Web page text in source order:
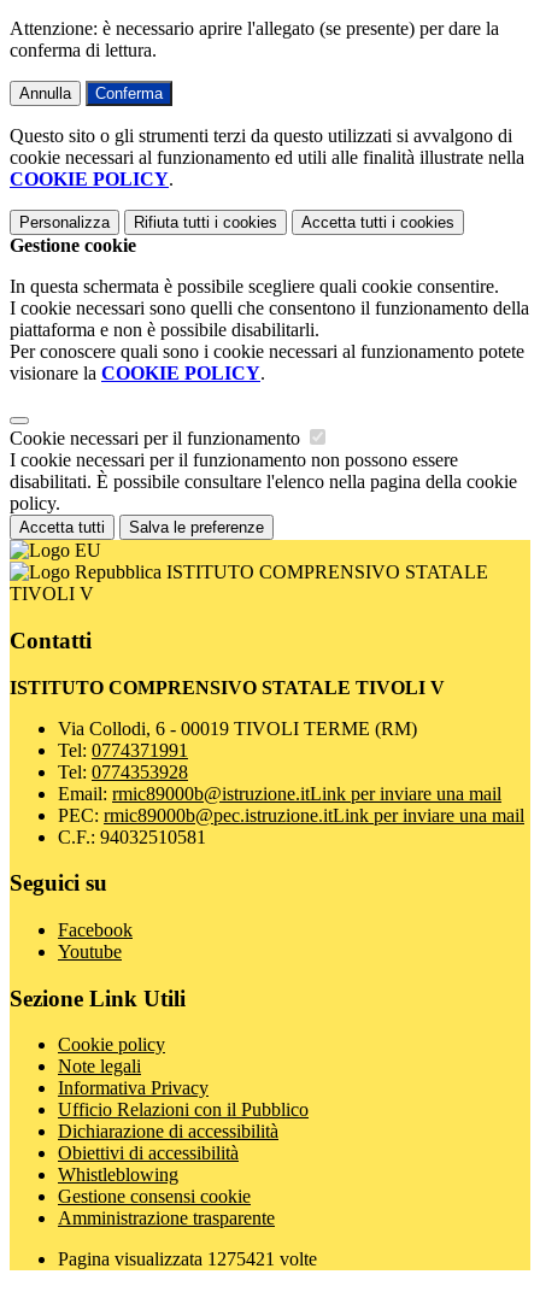
Attenzione: è necessario aprire l'allegato (se presente) per dare la
conferma di lettura.
Annulla Conferma
Questo sito o gli strumenti terzi da questo utilizzati si avvalgono di
cookie necessari al funzionamento ed utili alle finalità illustrate nella
COOKIE POLICY.
Personalizza Rifiuta tutti i cookies Accetta tutti i cookies
Gestione cookie
In questa schermata è possibile scegliere quali cookie consentire.
I cookie necessari sono quelli che consentono il funzionamento della
piattaforma e non è possibile disabilitarli.
Per conoscere quali sono i cookie necessari al funzionamento potete
visionare la COOKIE POLICY.
Cookie necessari per il funzionamento
I cookie necessari per il funzionamento non possono essere
disabilitati. È possibile consultare l'elenco nella pagina della cookie
policy.
Accetta tutti Salva le preferenze
ISTITUTO COMPRENSIVO STATALE
TIVOLI V
Contatti
ISTITUTO COMPRENSIVO STATALE TIVOLI V
Via Collodi, 6 - 00019 TIVOLI TERME (RM)
Tel: 0774371991
Tel: 0774353928
Email: rmic89000b@istruzione.itLink per inviare una mail
PEC: rmic89000b@pec.istruzione.itLink per inviare una mail
C.F.: 94032510581
Seguici su
Facebook
Youtube
Sezione Link Utili
Cookie policy
Note legali
Informativa Privacy
Ufficio Relazioni con il Pubblico
Dichiarazione di accessibilità
Obiettivi di accessibilità
Whistleblowing
Gestione consensi cookie
Amministrazione trasparente
Pagina visualizzata 1275421 volte